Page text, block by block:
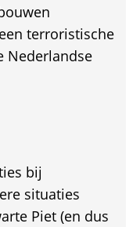
terroristische
Nederlandse
bij
situaties
Piet (en dus